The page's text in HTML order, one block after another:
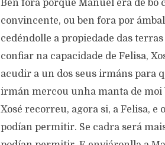
Ben fora porque Manuel era de
convincente, ou ben fora por
cedéndolle a propiedade das
confiar na capacidade de Felisa,
acudir a un dos seus irmáns para
irmán mercou unha manta de moi
Xosé recorreu, agora si, a Felisa,
podían permitir. Se cadra será